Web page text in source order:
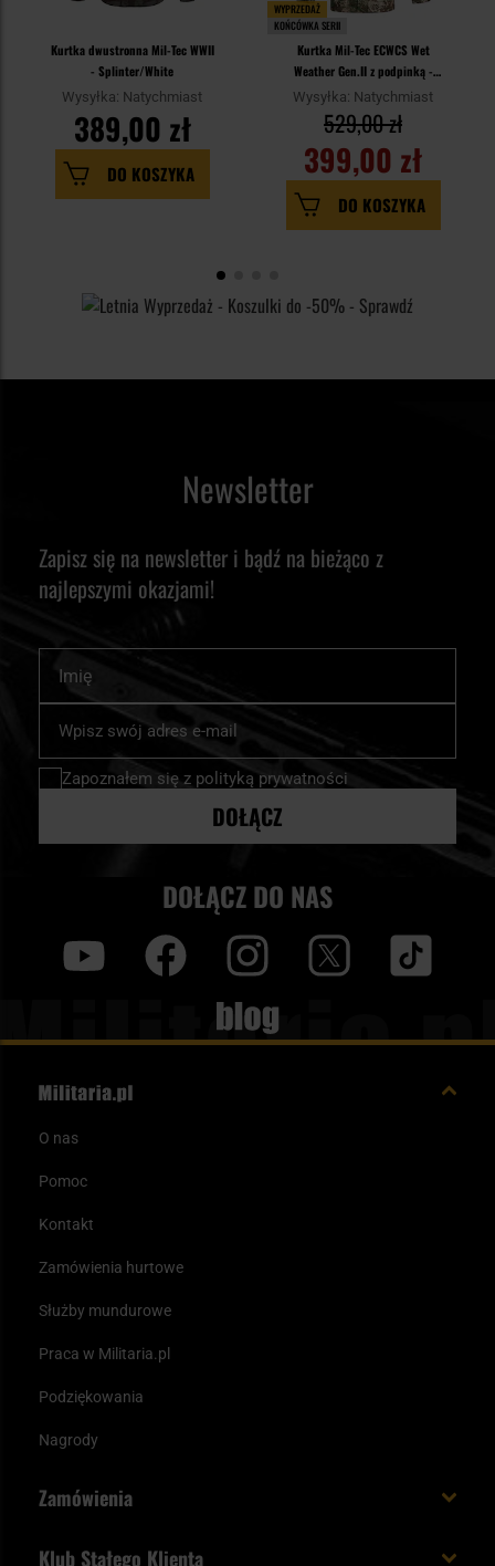
Kurtka dwustronna Mil-Tec WWII
- Splinter/White
Wysyłka: Natychmiast
389,00 zł
DO KOSZYKA
WYPRZEDAŻ
KOŃCÓWKA SERII
Kurtka Mil-Tec ECWCS Wet
Weather Gen.II z podpinką -
Phantomleaf WASP I Z2
Wysyłka: Natychmiast
399,00 zł
529,00 zł
DO KOSZYKA
Newsletter
Zapisz się na newsletter i bądź na bieżąco z
najlepszymi okazjami!
nasz
newsletter:
Zapoznałem się z polityką prywatności
DOŁĄCZ
DOŁĄCZ DO NAS
Blog
O nas
Pomoc
Kontakt
Zamówienia hurtowe
Służby mundurowe
Praca w Militaria.pl
Podziękowania
Nagrody
Zamówienia
Klub Stałego Klienta